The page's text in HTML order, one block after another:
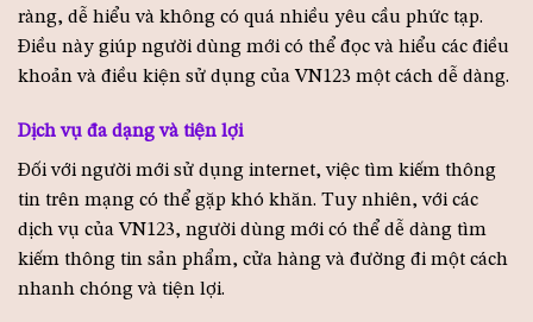
ràng, dễ hiểu và không có quá nhiều yêu cầu phức tạp.
Điều này giúp người dùng mới có thể đọc và hiểu các điều
khoản và điều kiện sử dụng của VN123 một cách dễ dàng.
Dịch vụ đa dạng và tiện lợi
Đối với người mới sử dụng internet, việc tìm kiếm thông
tin trên mạng có thể gặp khó khăn. Tuy nhiên, với các
dịch vụ của VN123, người dùng mới có thể dễ dàng tìm
kiếm thông tin sản phẩm, cửa hàng và đường đi một cách
nhanh chóng và tiện lợi.